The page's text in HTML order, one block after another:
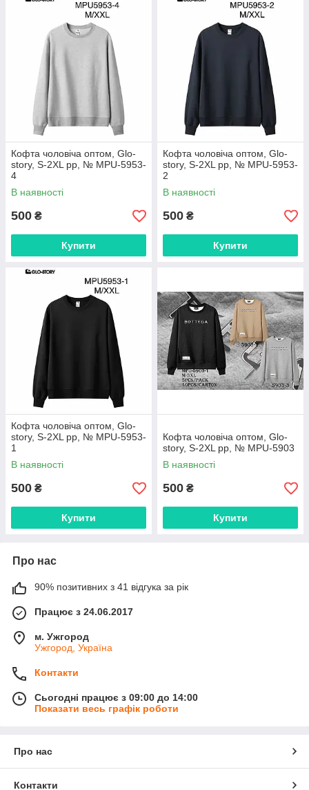
Кофта чоловіча оптом, Glo-
story, S-2XL рр, № MPU-5953-
4
В наявності
500 ₴
Купити
Кофта чоловіча оптом, Glo-
story, S-2XL рр, № MPU-5953-
2
В наявності
500 ₴
Купити
Кофта чоловіча оптом, Glo-
story, S-2XL рр, № MPU-5953-
1
В наявності
500 ₴
Купити
Кофта чоловіча оптом, Glo-
story, S-2XL рр, № MPU-5903
В наявності
500 ₴
Купити
Про нас
90% позитивних з 41 відгука за рік
Працює з 24.06.2017
м. Ужгород
Ужгород, Україна
Контакти
Сьогодні працює з 09:00 до 14:00
Показати весь графік роботи
Про нас
Контакти